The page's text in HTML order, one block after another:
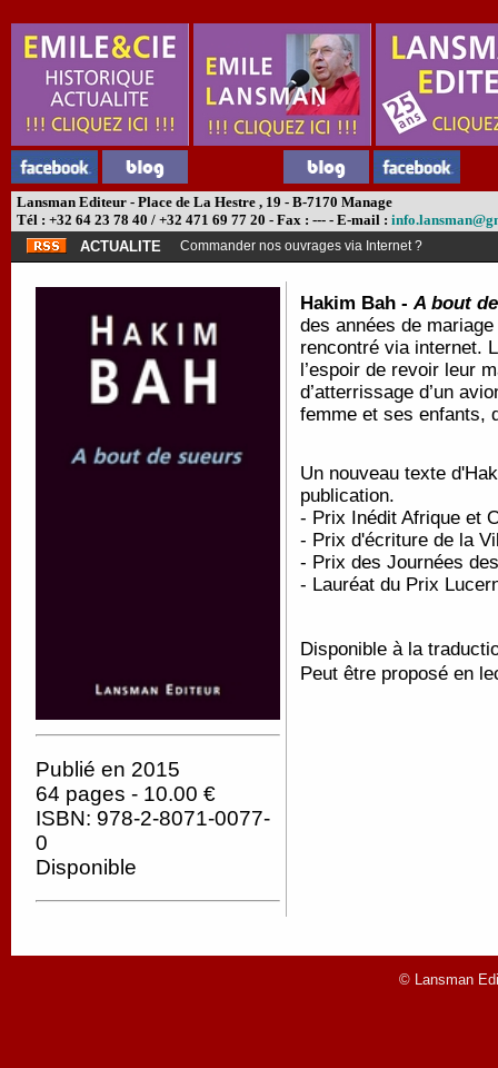
Lansman Editeur - Place de La Hestre , 19 - B-7170 Manage
Tél : +32 64 23 78 40 / +32 471 69 77 20 - Fax : --- - E-mail :
ACTUALITE
Commander nos ouvrages via Internet ?
Publié en 2015
64 pages - 10.00 €
ISBN: 978-2-8071-0077-
0
Disponible
Hakim Bah -A bout
des années de
rencontré via internet.
l’espoir de revoir leur
d’atterrissage d’un
femme et ses enfants,
Un nouveau texte
publication.
- Prix Inédit Afrique et
- Prix d'écriture de la
- Prix des Journées
- Lauréat du Prix
Disponible à la
Peut être proposé en
© Lansman